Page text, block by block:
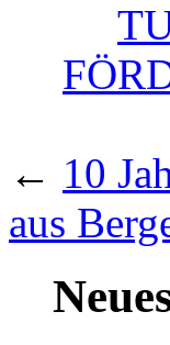
← 10
aus